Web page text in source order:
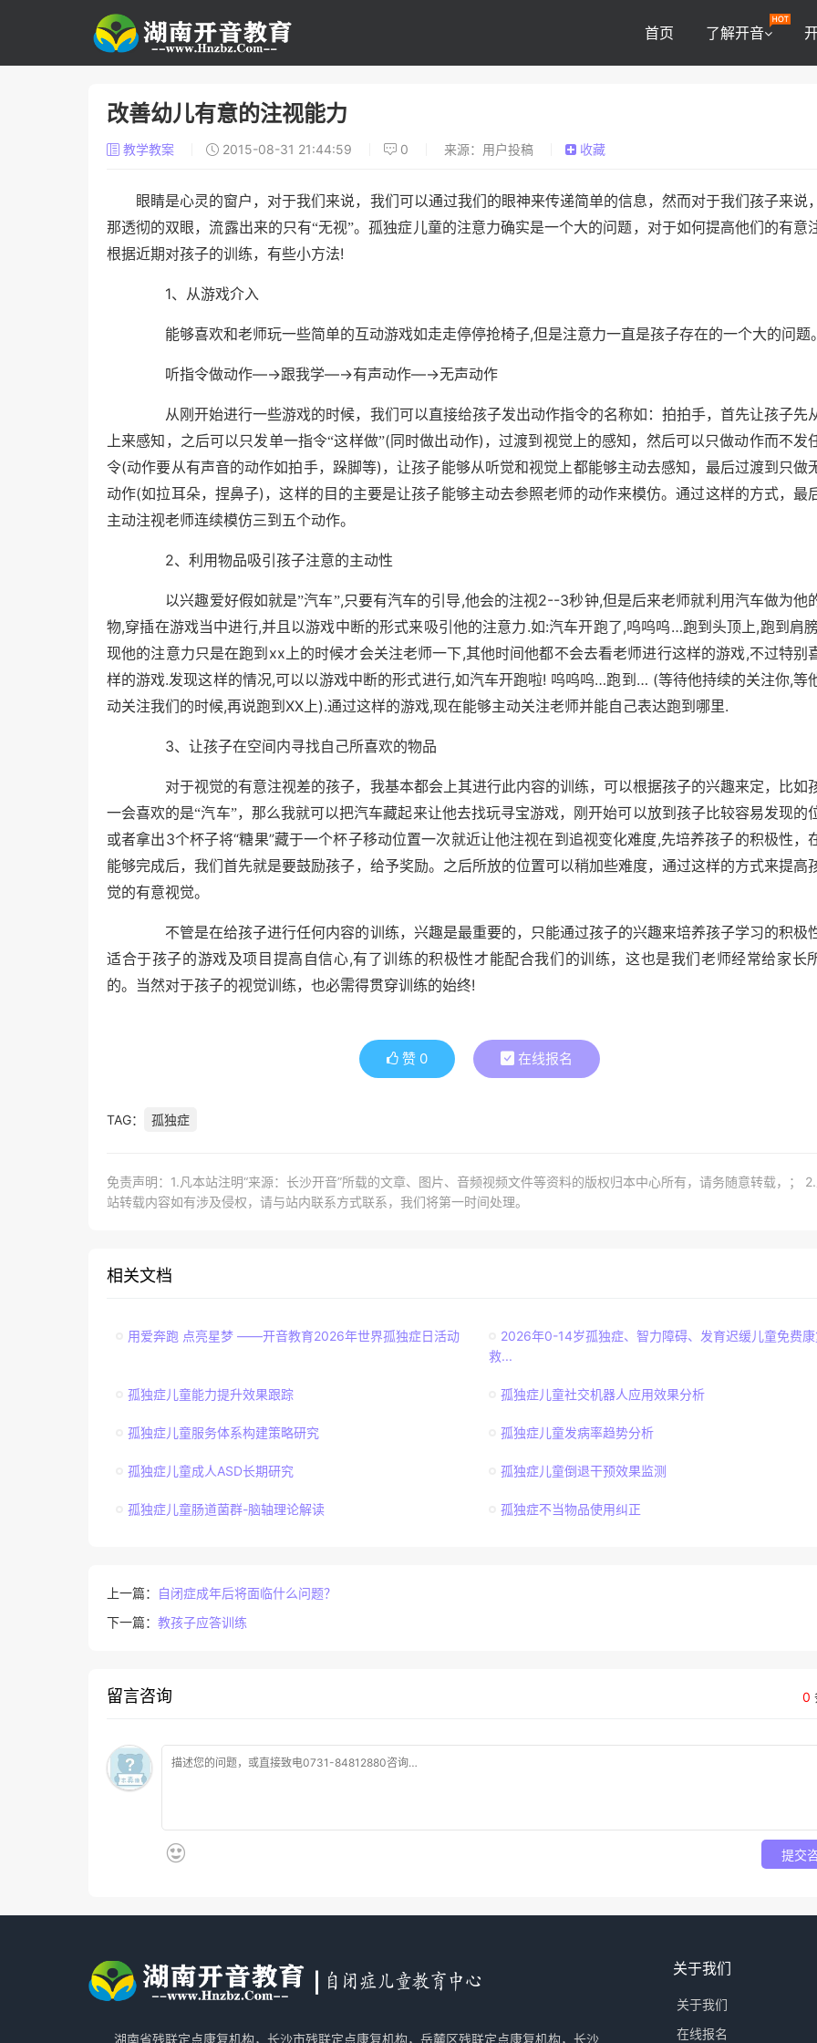
首页 了解开音
改善幼儿有意的注视能力
教学教案 2015-08-31 21:44:59 0 来源：用户投稿 收藏
眼睛是心灵的窗户，对于我们来说，我们可以通过我们的眼神来传递简单的信息，然而对于我们孩子来说
那透彻的双眼，流露出来的只有“无视”。孤独症儿童的注意力确实是一个大的问题，对于如何提高他们的有意
根据近期对孩子的训练，有些小方法!
1、从游戏介入
能够喜欢和老师玩一些简单的互动游戏如走走停停抢椅子,但是注意力一直是孩子存在的一个大的问题
听指令做动作—→跟我学—→有声动作—→无声动作
从刚开始进行一些游戏的时候，我们可以直接给孩子发出动作指令的名称如：拍拍手，首先让孩子先
上来感知，之后可以只发单一指令“这样做”( 同时做出动作) ，过渡到视觉上的感知，然后可以只做动作而不发
令(动作要从有声音的动作如拍手，跺脚等) ，让孩子能够从听觉和视觉上都能够主动去感知，最后过渡到只做
动作(如拉耳朵，捏鼻子) ，这样的目的主要是让孩子能够主动去参照老师的动作来模仿。通过这样的方式，最
主动注视老师连续模仿三到五个动作。
2、利用物品吸引孩子注意的主动性
以兴趣爱好假如就是”汽车”,只要有汽车的引导,他会的注视2--3秒钟,但是后来老师就利用汽车做为他
物,穿插在游戏当中进行,并且以游戏中断的形式来吸引他的注意力.如:汽车开跑了,呜呜呜…跑到头顶上,跑到肩
现他的注意力只是在跑到 xx 上的时候才会关注老师一下,其他时间他都不会去看老师进行这样的游戏,不过特别
样的游戏.发现这样的情况,可以以游戏中断的形式进行,如汽车开跑啦! 呜呜呜…跑到 … (等待他持续的关注你,等
动关注我们的时候,再说跑到 XX 上).通过这样的游戏,现在能够主动关注老师并能自己表达跑到哪里.
3、让孩子在空间内寻找自己所喜欢的物品
对于视觉的有意注视差的孩子，我基本都会上其进行此内容的训练，可以根据孩子的兴趣来定，比如
一会喜欢的是“汽车”，那么我就可以把汽车藏起来让他去找玩寻宝游戏，刚开始可以放到孩子比较容易发现的
或者拿出3个杯子将“糖果”藏于一个杯子移动位置一次就近让他注视在到追视变化难度,先培养孩子的积极性，
能够完成后，我们首先就是要鼓励孩子，给予奖励。之后所放的位置可以稍加些难度，通过这样的方式来提高
觉的有意视觉。
不管是在给孩子进行任何内容的训练，兴趣是最重要的，只能通过孩子的兴趣来培养孩子学习的积极
适合于孩子的游戏及项目提高自信心,有了训练的积极性才能配合我们的训练，这也是我们老师经常给家长
的。当然对于孩子的视觉训练，也必需得贯穿训练的始终!
赞 0 在线报名
TAG： 孤独症
免责声明：1.凡本站注明“来源：长沙开音”所载的文章、图片、音频视频文件等资料的版权归本中心所有，请务随意转载，；
站转载内容如有涉及侵权，请与站内联系方式联系，我们将第一时间处理。
相关文档
用爱奔跑 点亮星梦 ——开音教育2026年世界孤独症日活动
2026年0-14岁孤独症、智力障碍、发育迟缓儿童免费
救...
孤独症儿童能力提升效果跟踪 孤独症儿童社交机器人应用效果分析
孤独症儿童服务体系构建策略研究 孤独症儿童发病率趋势分析
孤独症儿童成人ASD长期研究 孤独症儿童倒退干预效果监测
孤独症儿童肠道菌群-脑轴理论解读 孤独症不当物品使用纠正
上一篇：
自闭症成年后将面临什么问题？
下一篇： 教孩子应答训练
0
留言咨询
提交
湖南省残联定点康复机构，长沙市残联定点康复机构，岳麓区残联定点康复机构，长沙
关于我们
关于我们
在线报名